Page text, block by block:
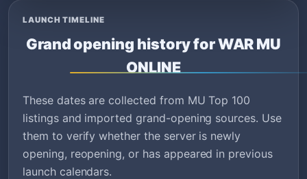
LAUNCH TIMELINE
Grand opening history for WAR MU
ONLINE
These dates are collected from MU Top 100
listings and imported grand-opening sources. Use
them to verify whether the server is newly
opening, reopening, or has appeared in previous
launch calendars.